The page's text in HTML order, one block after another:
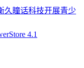
久瞳话科技开展青少
4.1